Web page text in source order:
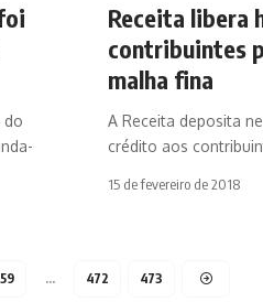
do
Receita libera
contribuintes
malha fina
A Receita deposita
crédito aos
15 de fevereiro de 2018
… 472 473